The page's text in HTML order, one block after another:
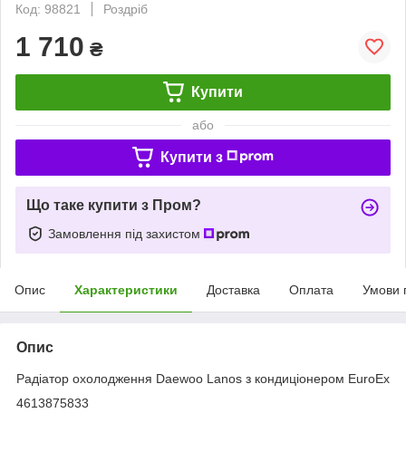
Код: 98821
Роздріб
1 710 ₴
Купити
або
Купити з
Що таке купити з Пром?
Замовлення під захистом
Опис Характеристики Доставка Оплата Умови
Опис
Радіатор охолодження Daewoo Lanos з кондиціонером EuroEx
4613875833